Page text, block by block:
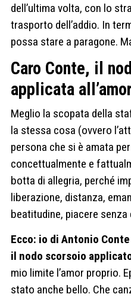
dell’ultima volta, con lo
trasporto dell’addio. In
possa stare a paragone.
Caro Conte, il
applicata
Meglio la scopata della
la stessa cosa (ovvero
persona che si è amata
concettualmente e
botta di allegria, perché
liberazione, distanza,
beatitudine, piacere senza
Ecco: io di Antonio
il nodo scorsoio
mio limite l’amor proprio.
stato anche bello. Che